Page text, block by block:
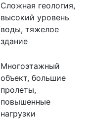
Сложная геология,
высокий уровень
воды, тяжелое
здание
Многоэтажный
объект, большие
пролеты,
повышенные
нагрузки